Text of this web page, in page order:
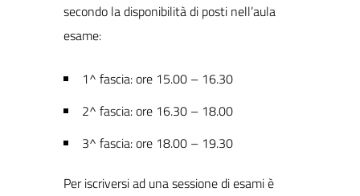
secondo la disponibilità di posti nell’aula
esame:
1^ fascia: ore 15.00 – 16.30
2^ fascia: ore 16.30 – 18.00
3^ fascia: ore 18.00 – 19.30
Per iscriversi ad una sessione di esami è